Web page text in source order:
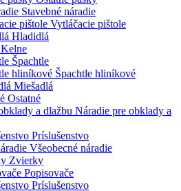
Stavebné náradie
Vytláčacie pištole
Hladidlá
Kelne
Špachtle
Špachtle hliníkové
Miešadlá
Ostatné
Náradie pre obklady a
Príslušenstvo
Všeobecné náradie
Zvierky
Popisovače
Príslušenstvo